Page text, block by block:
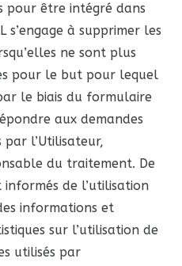
pour être intégré dans
s’engage à supprimer les
ne sont plus
pour le but pour lequel
le biais du formulaire
aux demandes
l’Utilisateur,
du traitement. De
de l’utilisation
informations et
sur l’utilisation de
utilisés par